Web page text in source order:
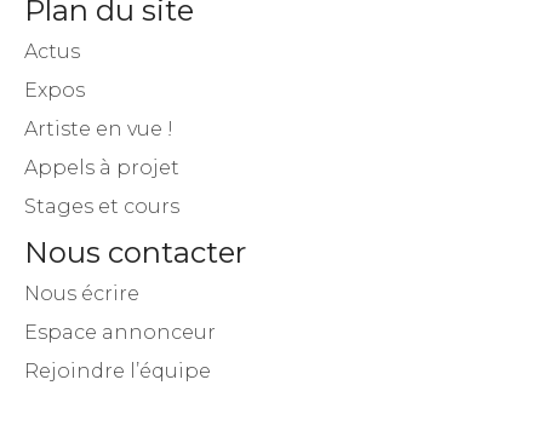
Plan du site
Actus
Expos
Artiste en vue !
Appels à projet
Stages et cours
Nous contacter
Nous écrire
Espace annonceur
Rejoindre l’équipe